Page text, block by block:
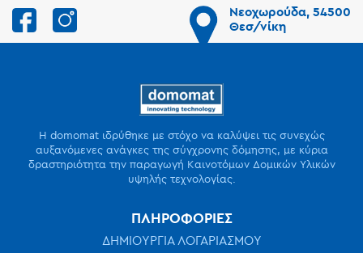
Νεοχωρούδα, 54500
Θεσ/νίκη
Η domomat ιδρύθηκε με στόχο να καλύψει τις συνεχώς
αυξανόμενες ανάγκες της σύγχρονης δόμησης, με κύρια
δραστηριότητα την παραγωγή Καινοτόμων Δομικών Υλικών
υψηλής τεχνολογίας.
ΠΛΗΡΟΦΟΡΙΕΣ
ΔΗΜΙΟΥΡΓΙΑ ΛΟΓΑΡΙΑΣΜΟΥ